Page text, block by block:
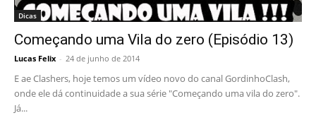
Dicas
Começando uma Vila do zero (Episódio 13)
Lucas Felix - 24 de junho de 2014
E ae Clashers, hoje temos um vídeo novo do canal GordinhoClash,
onde ele dá continuidade a sua série "Começando uma vila do zero".
Já...